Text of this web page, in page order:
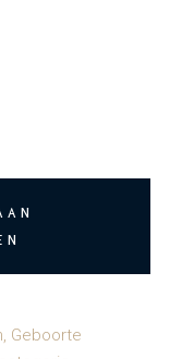
, Geboorte